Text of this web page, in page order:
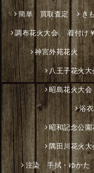
簡単 買取査定 き
調布花火大会 着付け
神宮外苑花火
八王子花
昭島花火
浴
昭和記念公
隅田川花
注染 手拭・ゆかた